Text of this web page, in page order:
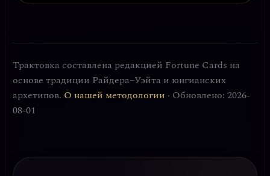
Трактовка составлена редакцией Fortune Cards на
основе традиции Райдера–Уэйта и юнгианских
архетипов. О нашей методологии · Обновлено: 2026-
08-01